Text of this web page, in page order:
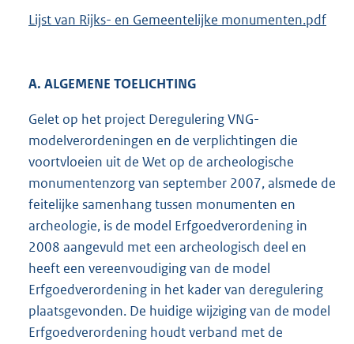
Lijst van Rijks- en Gemeentelijke monumenten.pdf
A. ALGEMENE TOELICHTING
Gelet op het project Deregulering VNG-
modelverordeningen en de verplichtingen die
voortvloeien uit de Wet op de archeologische
monumentenzorg van september 2007, alsmede de
feitelijke samenhang tussen monumenten en
archeologie, is de model Erfgoedverordening in
2008 aangevuld met een archeologisch deel en
heeft een vereenvoudiging van de model
Erfgoedverordening in het kader van deregulering
plaatsgevonden. De huidige wijziging van de model
Erfgoedverordening houdt verband met de